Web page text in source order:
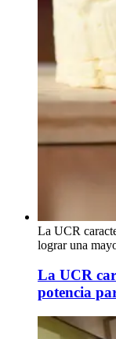
La UCR
lograr una
La UCR
potencia